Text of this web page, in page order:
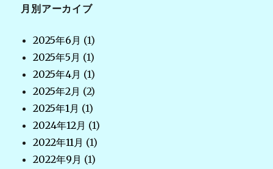
月別アーカイブ
2025年6月 (1)
2025年5月 (1)
2025年4月 (1)
2025年2月 (2)
2025年1月 (1)
2024年12月 (1)
2022年11月 (1)
2022年9月 (1)